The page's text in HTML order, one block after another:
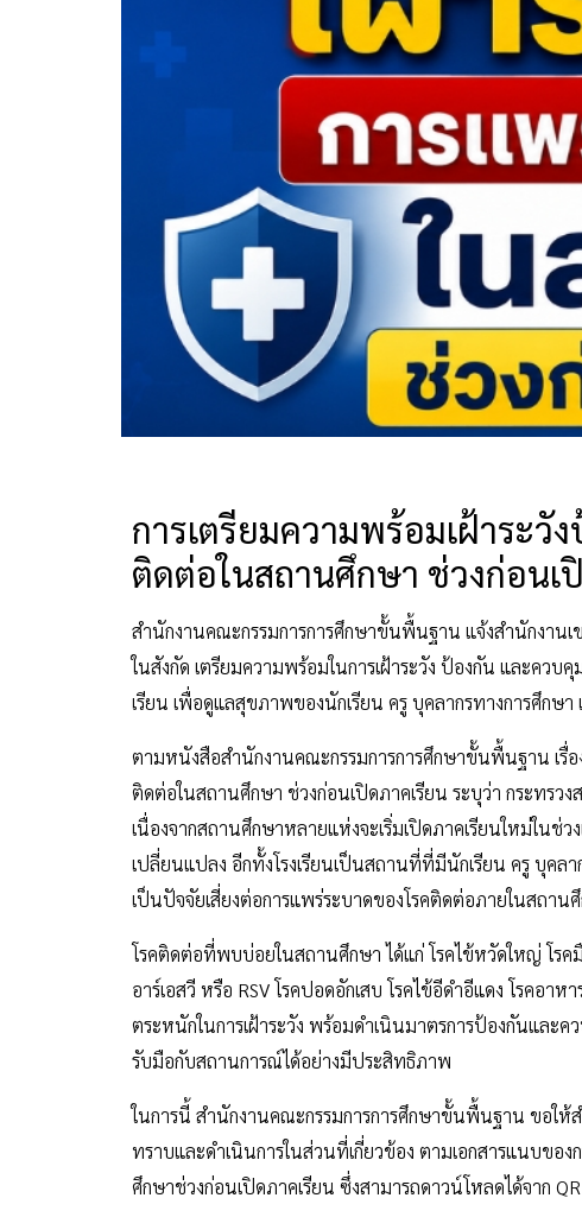
การเตรียมความพร้อมเฝ้าระวั
ติดต่อในสถานศึกษา ช่วงก่อนเ
สำนักงานคณะกรรมการการศึกษาขั้นพื้นฐาน แจ้งสำนักงา
ในสังกัด เตรียมความพร้อมในการเฝ้าระวัง ป้องกัน และคว
เรียน เพื่อดูแลสุขภาพของนักเรียน ครู บุคลากรทางการศึกษา
ตามหนังสือสำนักงานคณะกรรมการการศึกษาขั้นพื้นฐาน เรื่อ
ติดต่อในสถานศึกษา ช่วงก่อนเปิดภาคเรียน ระบุว่า กระทรว
เนื่องจากสถานศึกษาหลายแห่งจะเริ่มเปิดภาคเรียนใหม่ใน
เปลี่ยนแปลง อีกทั้งโรงเรียนเป็นสถานที่ที่มีนักเรียน ครู บุคล
เป็นปัจจัยเสี่ยงต่อการแพร่ระบาดของโรคติดต่อภายในสถา
โรคติดต่อที่พบบ่อยในสถานศึกษา ได้แก่ โรคไข้หวัดใหญ่ โรคมื
อาร์เอสวี หรือ RSV โรคปอดอักเสบ โรคไข้อีดำอีแดง โรคอา
ตระหนักในการเฝ้าระวัง พร้อมดำเนินมาตรการป้องกันและ
รับมือกับสถานการณ์ได้อย่างมีประสิทธิภาพ
ในการนี้ สำนักงานคณะกรรมการการศึกษาขั้นพื้นฐาน ขอใ
ทราบและดำเนินการในส่วนที่เกี่ยวข้อง ตามเอกสารแนบขอ
ศึกษาช่วงก่อนเปิดภาคเรียน ซึ่งสามารถดาวน์โหลดได้จาก